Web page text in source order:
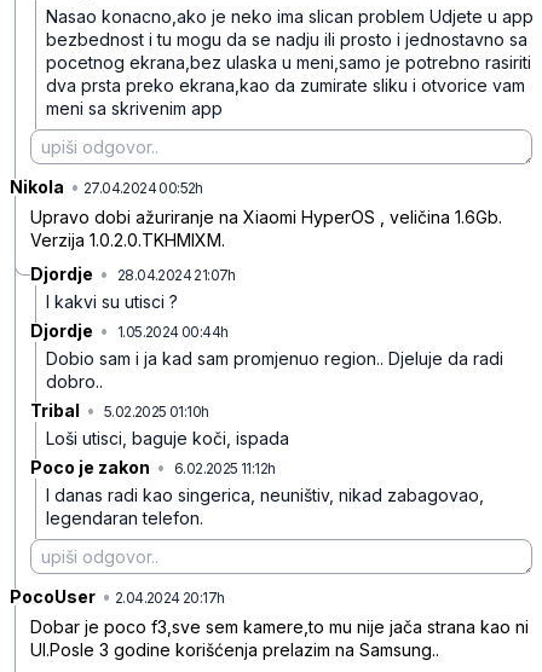
Nasao konacno,ako je neko ima slican problem Udjete u app
bezbednost i tu mogu da se nadju ili prosto i jednostavno sa
pocetnog ekrana,bez ulaska u meni,samo je potrebno rasiriti
dva prsta preko ekrana,kao da zumirate sliku i otvorice vam
meni sa skrivenim app
Nikola • 27.04.2024 00:52h
Upravo dobi ažuriranje na Xiaomi HyperOS , veličina 1.6Gb.
Verzija 1.0.2.0.TKHMIXM.
Djordje • 28.04.2024 21:07h
I kakvi su utisci ?
Djordje • 1.05.2024 00:44h
Dobio sam i ja kad sam promjenuo region.. Djeluje da radi
dobro..
Tribal • 5.02.2025 01:10h
Loši utisci, baguje koči, ispada
Poco je zakon • 6.02.2025 11:12h
I danas radi kao singerica, neuništiv, nikad zabagovao,
legendaran telefon.
PocoUser • 2.04.2024 20:17h
Dobar je poco f3,sve sem kamere,to mu nije jača strana kao ni
UI.Posle 3 godine korišćenja prelazim na Samsung..